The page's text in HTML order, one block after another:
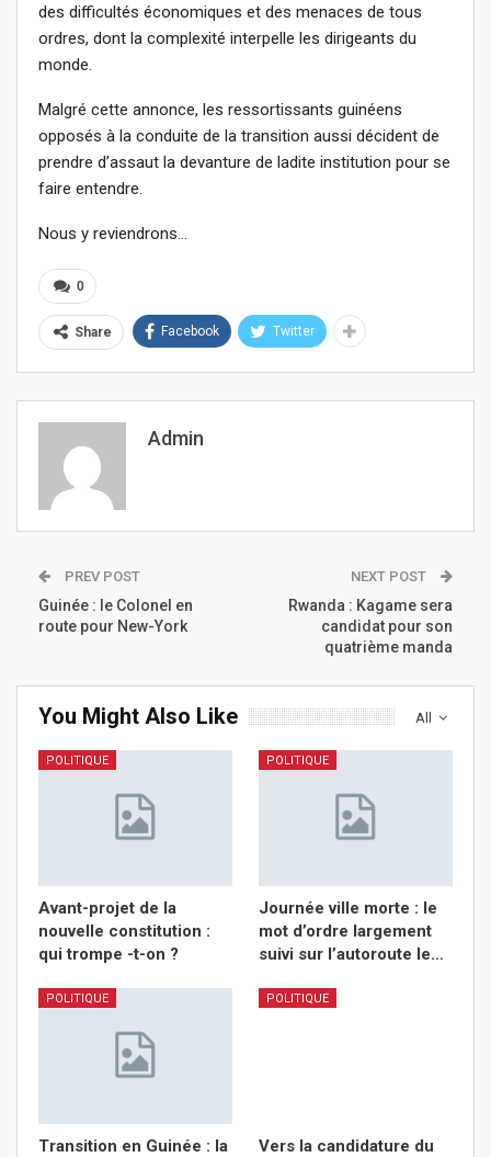
des difficultés économiques et des menaces de tous
ordres, dont la complexité interpelle les dirigeants du
monde.
Malgré cette annonce, les ressortissants guinéens
opposés à la conduite de la transition aussi décident de
prendre d’assaut la devanture de ladite institution pour se
faire entendre.
Nous y reviendrons…
0
Share Facebook Twitter
Admin
PREV POST
Guinée : le Colonel en
route pour New-York
NEXT POST
Rwanda : Kagame sera
candidat pour son
quatrième manda
All
You Might Also Like
POLITIQUE
Avant-projet de la
nouvelle constitution :
qui trompe -t-on ?
POLITIQUE
Journée ville morte : le
mot d’ordre largement
suivi sur l’autoroute le…
POLITIQUE
Transition en Guinée : la
POLITIQUE
Vers la candidature du